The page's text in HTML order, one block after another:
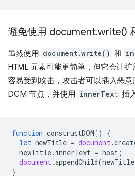
避免使用 document.write()
虽然使用 document.write() 和
HTML 元素可能更简单，但它会让
容易受到攻击，攻击者可以插入恶
DOM 节点，并使用 innerText 插
function constructDOM()
{
let newTitle = document.
newTitle. innerText = host ;
document.appendChild(newTitle
}